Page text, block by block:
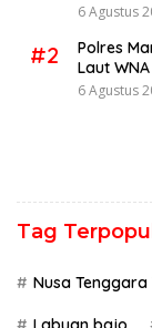
6 Agustus
#2
Polres
Laut
6 Agustus
Tag
Nusa